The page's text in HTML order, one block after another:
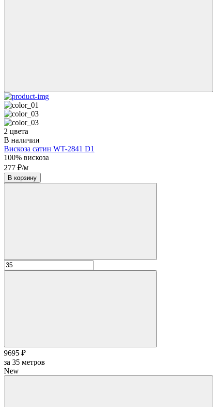
2 цвета
В наличии
Вискоза сатин WT-2841 D1
100% вискоза
277 ₽/м
В корзину
9695 ₽
за 35 метров
New